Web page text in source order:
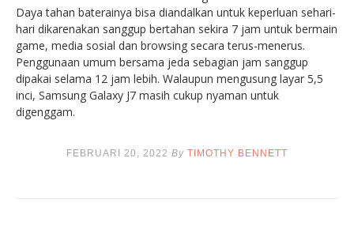
Daya tahan baterainya bisa diandalkan untuk keperluan sehari-
hari dikarenakan sanggup bertahan sekira 7 jam untuk bermain
game, media sosial dan browsing secara terus-menerus.
Penggunaan umum bersama jeda sebagian jam sanggup
dipakai selama 12 jam lebih. Walaupun mengusung layar 5,5
inci, Samsung Galaxy J7 masih cukup nyaman untuk
digenggam.
FEBRUARI 20, 2022 By TIMOTHY BENNETT